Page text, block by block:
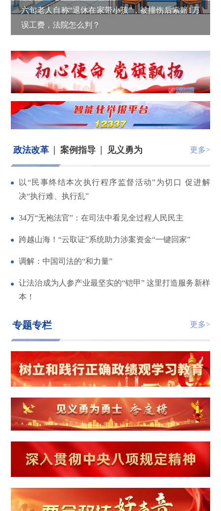
六旬老人自称“退休在家带小孩”，被撞伤后索赔1万
误工费，法院怎么判？
更多>
政法改革 | 案例指导 | 见义勇为
以“民事终结本次执行程序监督活动”为切口 促进解
决“执行难、执行乱”
34万“无袍法官”：在司法中看见全过程人民民主
跨越山海！“云取证”系统助力涉案资金“一键回家”
调解：中国司法的“和力量”
让法治成为人参产业最坚实的“铠甲” 这里打造服务新样
本！
专题专栏 更多>